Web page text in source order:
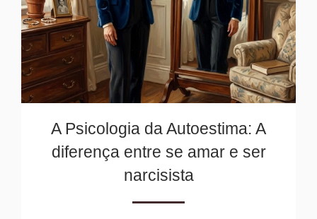
A Psicologia da Autoestima: A
diferença entre se amar e ser
narcisista